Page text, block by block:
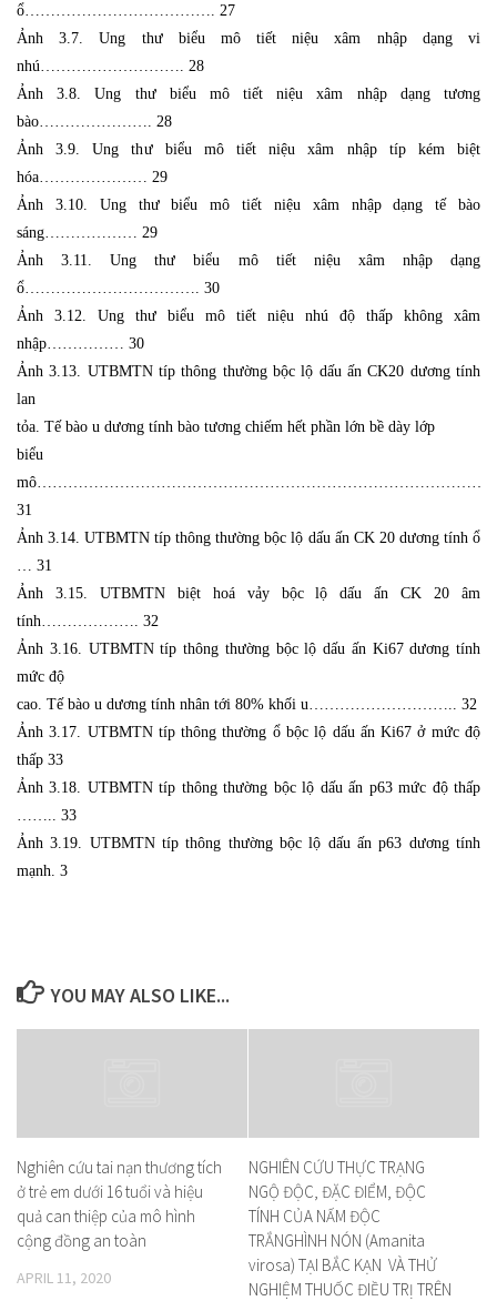
ổ………………………………. 27
Ảnh 3.7. Ung thư biểu mô tiết niệu xâm nhập dạng vi
nhú………………………. 28
Ảnh 3.8. Ung thư biểu mô tiết niệu xâm nhập dạng tương
bào…………………. 28
Ảnh 3.9. Ung thư biểu mô tiết niệu xâm nhập típ kém biệt
hóa………………… 29
Ảnh 3.10. Ung thư biểu mô tiết niệu xâm nhập dạng tế bào
sáng……………… 29
Ảnh 3.11. Ung thư biểu mô tiết niệu xâm nhập dạng
ổ……………………………. 30
Ảnh 3.12. Ung thư biểu mô tiết niệu nhú độ thấp không xâm
nhập…………… 30
Ảnh 3.13. UTBMTN típ thông thường bộc lộ dấu ấn CK20 dương tính
lan
tỏa. Tế bào u dương tính bào tương chiếm hết phần lớn bề dày lớp
biểu
31
Ảnh 3.14. UTBMTN típ thông thường bộc lộ dấu ấn CK 20 dương tính ổ
… 31
Ảnh 3.15. UTBMTN biệt hoá vảy bộc lộ dấu ấn CK 20 âm
tính………………. 32
Ảnh 3.16. UTBMTN típ thông thường bộc lộ dấu ấn Ki67 dương tính
mức độ
cao. Tế bào u dương tính nhân tới 80% khối u……………………….. 32
Ảnh 3.17. UTBMTN típ thông thường ổ bộc lộ dấu ấn Ki67 ở mức độ
thấp 33
Ảnh 3.18. UTBMTN típ thông thường bộc lộ dấu ấn p63 mức độ thấp
…….. 33
Ảnh 3.19. UTBMTN típ thông thường bộc lộ dấu ấn p63 dương tính
mạnh. 3
YOU MAY ALSO LIKE...
Nghiên cứu tai nạn thương tích
ở trẻ em dưới 16 tuổi và hiệu
quả can thiệp của mô hình
cộng đồng an toàn
APRIL 11, 2020
NGHIÊN CỨU THỰC TRẠNG
NGỘ ĐỘC, ĐẶC ĐIỂM, ĐỘC
TÍNH CỦA NẤM ĐỘC
TRẮNGHÌNH NÓN (Amanita
virosa) TẠI BẮC KẠN VÀ THỬ
NGHIỆM THUỐC ĐIỀU TRỊ TRÊN